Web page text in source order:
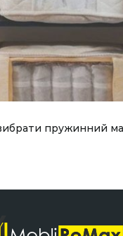
пружинний